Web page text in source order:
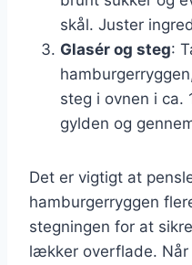
skål. Juster
Glasér og steg:
steg i ovnen i ca.
gylden og
Det er vigtigt at
hamburgerryggen
stegningen for at
lækker overflade.